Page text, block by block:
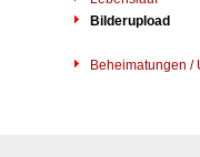
Bilderupload
Beheimatungen /